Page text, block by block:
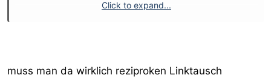
Click to expand...
muss man da wirklich reziproken Linktausch